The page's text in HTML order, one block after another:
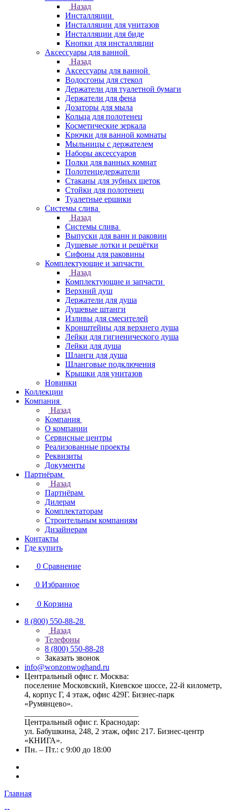
Назад
Инсталляции
Инсталляции для унитазов
Инсталляции для биде
Кнопки для инсталляции
Аксессуары для ванной
Назад
Аксессуары для ванной
Водосгоны для стекол
Держатели для туалетной бумаги
Держатели для фена
Дозаторы для мыла
Кольца для полотенец
Косметические зеркала
Крючки для ванной комнаты
Мыльницы с держателем
Наборы аксессуаров
Полки для ванных комнат
Полотенцедержатели
Стаканы для зубных щеток
Стойки для полотенец
Туалетные ершики
Системы слива
Назад
Системы слива
Выпуски для ванн и раковин
Душевые лотки и решётки
Сифоны для раковины
Комплектующие и запчасти
Назад
Комплектующие и запчасти
Верхний душ
Держатели для душа
Душевые штанги
Изливы для смесителей
Кронштейны для верхнего душа
Лейки для гигиенического душа
Лейки для душа
Шланги для душа
Шланговые подключения
Крышки для унитазов
Новинки
Коллекции
Компания
Назад
Компания
О компании
Сервисные центры
Реализованные проекты
Реквизиты
Документы
Партнёрам
Назад
Партнёрам
Дилерам
Комплектаторам
Строительным компаниям
Дизайнерам
Контакты
Где купить
0 Сравнение
0 Избранное
0 Корзина
8 (800) 550-88-28
Назад
Телефоны
8 (800) 550-88-28
Заказать звонок
info@wonzonwoghand.ru
Центральный офис г. Москва:
поселение Московский, Киевское шоссе, 22-й километр,
4, корпус Г, 4 этаж, офис 429Г. Бизнес-парк
«Румянцево».
Центральный офис г. Краснодар:
ул. Бабушкина, 248, 2 этаж, офис 217. Бизнес-центр
«КНИГА».
Пн. – Пт.: с 9:00 до 18:00
Главная